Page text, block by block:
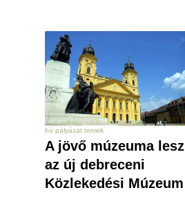
hír pályázat tervek
A jövő múzeuma lesz
az új debreceni
Közlekedési Múzeum